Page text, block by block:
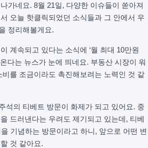
가네요. 8월 21일, 다양한 이슈들이 쏟아져
오늘 핫클릭되었던 소식들과 그 안에서 우
정리해볼게요.
계속되고 있다는 소식에 ‘월 최대 10만원
다는 뉴스가 눈에 띄네요. 부동산 시장이 워
를 조금이라도 촉진해보려는 노력인 것 같
석의 티베트 방문이 화제가 되고 있어요. 중
드러낸다는 우려도 제기되고 있는데, 티베
기념하는 방문이라고 하니, 앞으로 어떤 변
것 같아요.